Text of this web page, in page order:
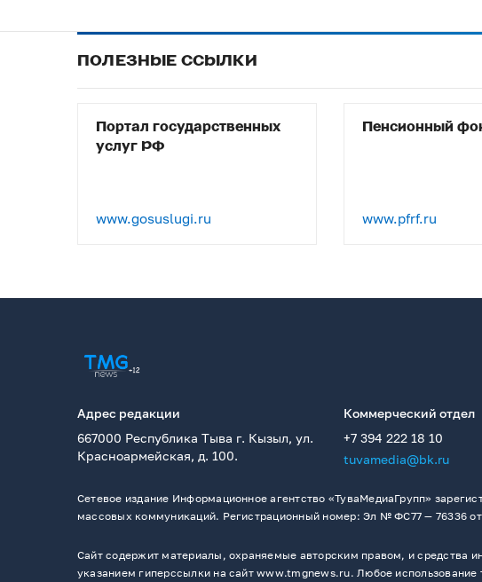
ПОЛЕЗНЫЕ ССЫЛКИ
Портал государственных
услуг РФ
www.gosuslugi.ru
Пенсионный
www.pfrf.ru
Адрес редакции
667000 Республика Тыва г. Кызыл, ул.
Красноармейская, д. 100.
Коммерческий отдел
+7 394 222 18 10
tuvamedia@bk.ru
Сетевое издание Информационное агентство «ТуваМедиаГрупп»
массовых коммуникаций. Регистрационный номер: Эл № ФС77 — 76336
Сайт содержит материалы, охраняемые авторским правом, и средства
указанием гиперссылки на сайт www.tmgnews.ru. Любое